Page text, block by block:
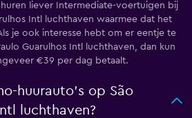
huren liever Intermediate-voertuigen bij
Intl luchthaven waarmee dat het
je ook interesse hebt om er eentje te
Guarulhos Intl luchthaven, dan kun
€39 per dag betaalt.
huurauto's op São
luchthaven?